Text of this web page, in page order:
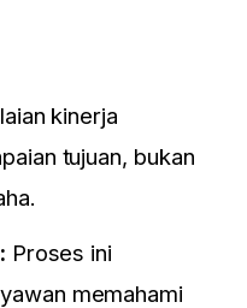
kinerja
tujuan, bukan
Proses ini
memahami